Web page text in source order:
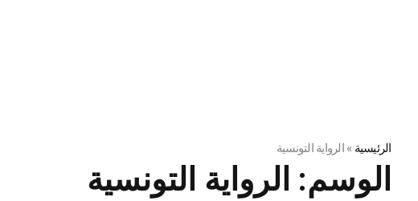
الرئيسية »الرواية التونسية
الوسم: الرواية التونسية